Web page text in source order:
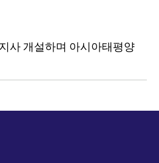
사 개설하며 아시아태평양